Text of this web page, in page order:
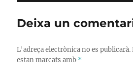
Deixa un
L'adreça electrònica no es publicarà.
estan marcats amb *